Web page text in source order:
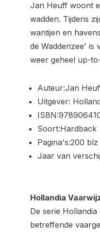
Jan Heuff woont
wadden. Tijdens
wantijen en
de Waddenzee' is
weer geheel up-
Auteur:Jan
Uitgever:
Soort:Hardback
Pagina's:200 blz
Jaar van
Hollandia
De serie
betreffende